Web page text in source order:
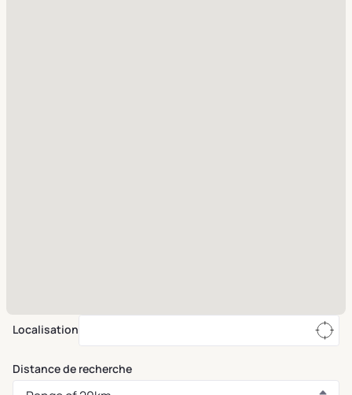
Localisation
Distance de recherche